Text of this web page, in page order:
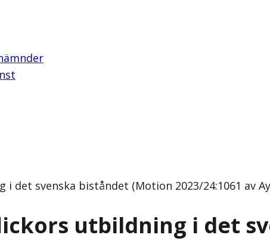
det svenska biståndet (Motion 2023/24:1061 av
utbildning i det